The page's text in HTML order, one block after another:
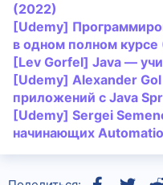
(2022)
[Udemy]
в одном полном курсе
[Lev Gorfel] Java —
[Udemy] Alexander
приложений с Java
[Udemy] Sergei
начинающих